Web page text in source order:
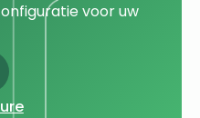
voor uw